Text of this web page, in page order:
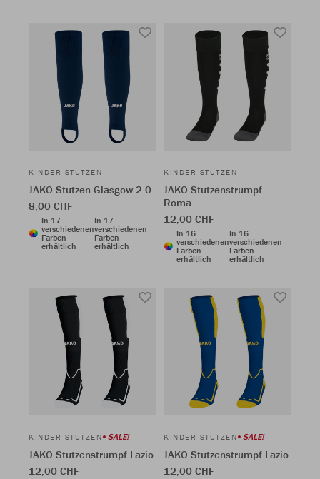
KINDER STUTZEN
JAKO Stutzen Glasgow 2.0
8,00 CHF
In 17
verschiedenen
Farben
erhältlich
In 17
verschiedenen
Farben
erhältlich
KINDER STUTZEN
JAKO Stutzenstrumpf
Roma
12,00 CHF
In 16
verschiedenen
Farben
erhältlich
In 16
verschiedenen
Farben
erhältlich
KINDER STUTZEN SALE!
JAKO Stutzenstrumpf Lazio
12,00 CHF
KINDER STUTZEN SALE!
JAKO Stutzenstrumpf Lazio
12,00 CHF